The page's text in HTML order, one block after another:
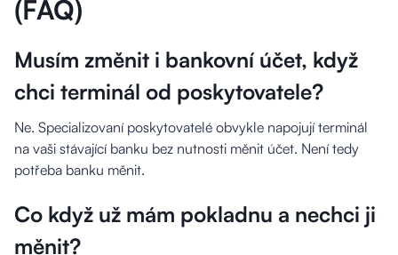
(FAQ)
Musím změnit i bankovní účet, když
chci terminál od poskytovatele?
Ne. Specializovaní poskytovatelé obvykle napojují terminál
na vaši stávající banku bez nutnosti měnit účet. Není tedy
potřeba banku měnit.
Co když už mám pokladnu a nechci ji
měnit?